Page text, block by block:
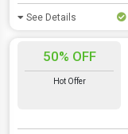
See Details
50% OFF
Hot Offer